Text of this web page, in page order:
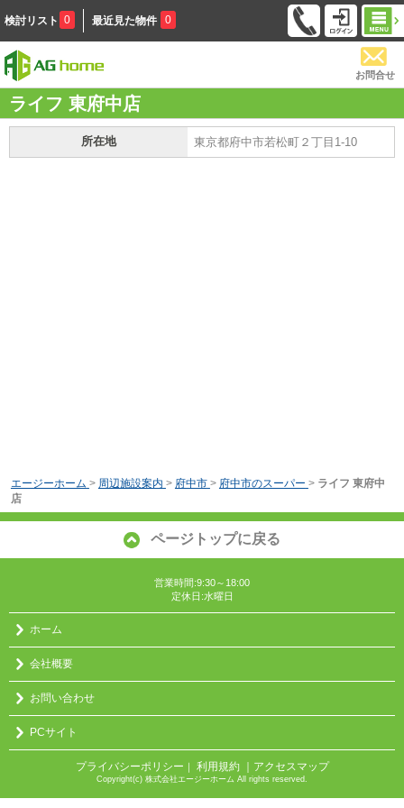
検討リスト 0 最近見た物件 0
お問合せ
ライフ 東府中店
所在地 東京都府中市若松町２丁目1-10
エージーホーム > 周辺施設案内 > 府中市 > 府中市のスーパー > ライフ 東府中
店
ページトップに戻る
営業時間:9:30～18:00
定休日:水曜日
ホーム
会社概要
お問い合わせ
PCサイト
プライバシーポリシー ｜ 利用規約 ｜アクセスマップ
Copyright(c) 株式会社エージーホーム All rights reserved.